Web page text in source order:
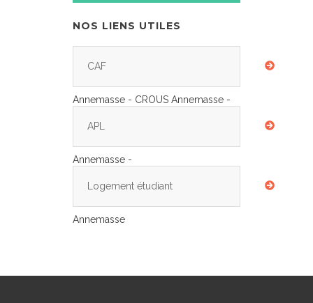
NOS LIENS UTILES
CAF
Annemasse - CROUS Annemasse -
APL
Annemasse -
Logement étudiant
Annemasse